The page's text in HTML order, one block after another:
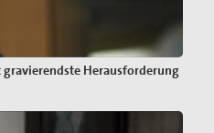
Herausforderung